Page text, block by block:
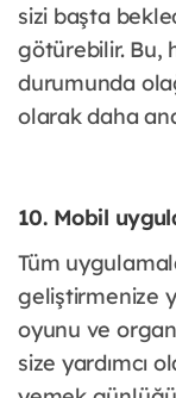
sizi başta
götürebilir. Bu,
durumunda
olarak daha
10. Mobil
Tüm
geliştirmenize
oyunu ve
size yardımcı